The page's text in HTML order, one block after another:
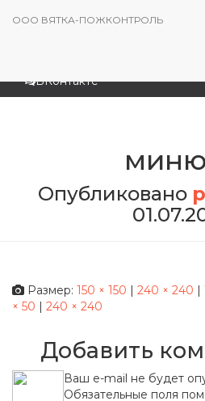
8-8332-44-21-66
ВКонтакте
ООО ВЯТКА-ПОЖКОНТРОЛЬ
Опубликовано
Размер: 150 × 150 | 240 × 240 |
× 50 | 240 × 240
Добавить
Ваш e-mail не будет
Обязательные поля